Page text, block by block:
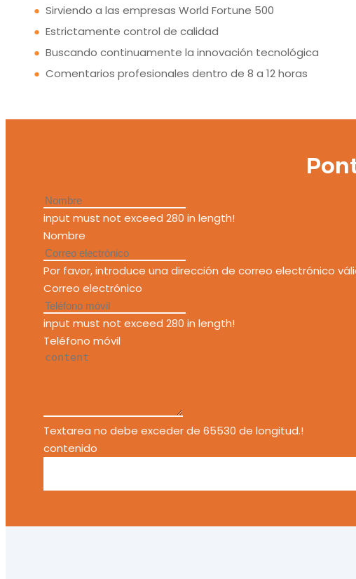
●Sirviendo a las empresas World Fortune 500
●Estrictamente control de calidad
●Buscando continuamente la innovación tecnológica
●Comentarios profesionales dentro de 8 a 12 horas
input must not exceed 280 in length!
Nombre
Por favor, introduce una dirección de correo electrónico
Correo electrónico
input must not exceed 280 in length!
Teléfono móvil
Textarea no debe exceder de 65530 de longitud.!
contenido